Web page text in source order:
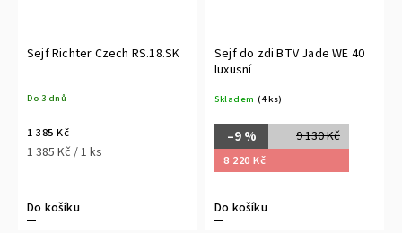
Sejf Richter Czech RS.18.SK
Do 3 dnů
1 385 Kč
1 385 Kč / 1 ks
Do košíku
Sejf do zdi BTV Jade WE 40
luxusní
Skladem (4 ks)
9 130 Kč
–9 %
8 220 Kč
Do košíku